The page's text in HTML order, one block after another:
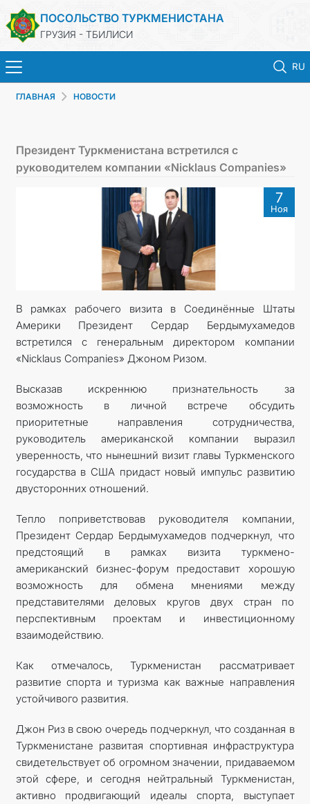
ПОСОЛЬСТВО ТУРКМЕНИСТАНА
ГРУЗИЯ - ТБИЛИСИ
RU
КОНСУЛЬСКИЕ УСЛУГИ
МИД
КОНТАКТНЫЕ ДАННЫЕ
ГЛАВНАЯ НОВОСТИ
Президент Туркменистана встретился с
руководителем компании «Nicklaus Companies»
7
Ноя
В рамках рабочего визита в Соединённые Штаты
Америки Президент Сердар Бердымухамедов
встретился с генеральным директором компании
«Nicklaus Companies» Джоном Ризом.
Высказав искреннюю признательность за
возможность в личной встрече обсудить
приоритетные направления сотрудничества,
руководитель американской компании выразил
уверенность, что нынешний визит главы Туркменского
государства в США придаст новый импульс развитию
двусторонних отношений.
Тепло поприветствовав руководителя компании,
Президент Сердар Бердымухамедов подчеркнул, что
предстоящий в рамках визита туркмено-
американский бизнес-форум предоставит хорошую
возможность для обмена мнениями между
представителями деловых кругов двух стран по
перспективным проектам и инвестиционному
взаимодействию.
Как отмечалось, Туркменистан рассматривает
развитие спорта и туризма как важные направления
устойчивого развития.
Джон Риз в свою очередь подчеркнул, что созданная в
Туркменистане развитая спортивная инфраструктура
свидетельствует об огромном значении, придаваемом
этой сфере, и сегодня нейтральный Туркменистан,
активно продвигающий идеалы спорта, выступает